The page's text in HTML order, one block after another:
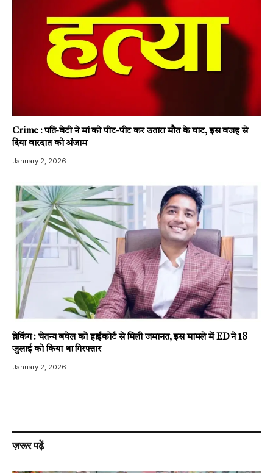
Crime : पति-बेटी ने मां को पीट-पीट कर उतारा मौत के घाट, इस वजह से
दिया वारदात को अंजाम
January 2, 2026
ब्रेकिंग : चेतन्य बघेल को हाईकोर्ट से मिली जमानत, इस मामले में ED ने 18
जुलाई को किया था गिरफ्तार
January 2, 2026
ज़रूर पढ़ें